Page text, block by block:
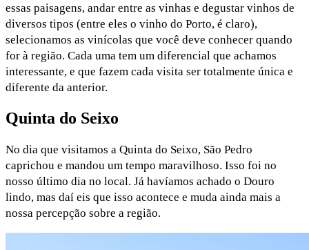
essas paisagens, andar entre as vinhas e degustar vinhos de
diversos tipos (entre eles o vinho do Porto, é claro),
selecionamos as vinícolas que você deve conhecer quando
for à região. Cada uma tem um diferencial que achamos
interessante, e que fazem cada visita ser totalmente única e
diferente da anterior.
Quinta do Seixo
No dia que visitamos a Quinta do Seixo, São Pedro
caprichou e mandou um tempo maravilhoso. Isso foi no
nosso último dia no local. Já havíamos achado o Douro
lindo, mas daí eis que isso acontece e muda ainda mais a
nossa percepção sobre a região.